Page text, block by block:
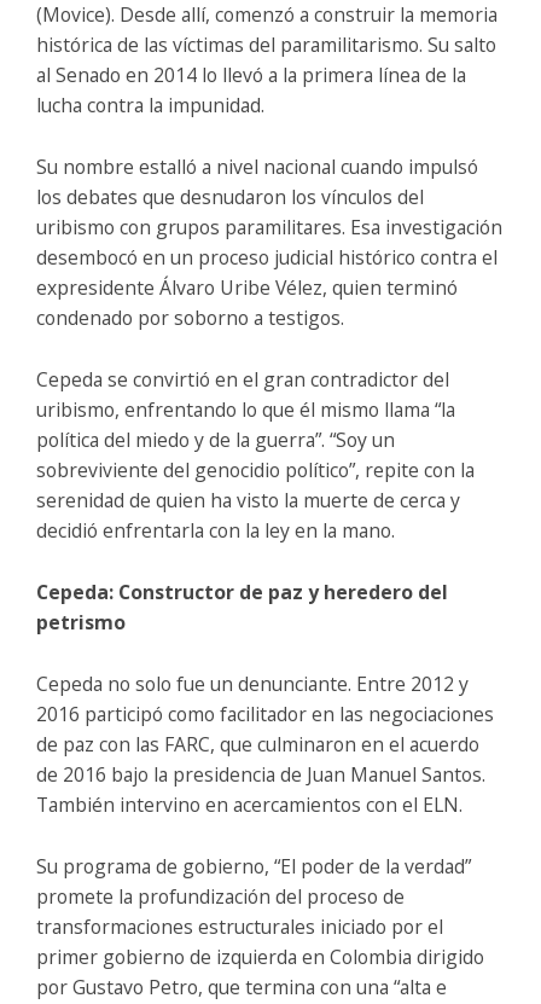
(Movice). Desde allí, comenzó a construir la memoria
histórica de las víctimas del paramilitarismo. Su salto
al Senado en 2014 lo llevó a la primera línea de la
lucha contra la impunidad.
Su nombre estalló a nivel nacional cuando impulsó
los debates que desnudaron los vínculos del
uribismo con grupos paramilitares. Esa investigación
desembocó en un proceso judicial histórico contra el
expresidente Álvaro Uribe Vélez, quien terminó
condenado por soborno a testigos.
Cepeda se convirtió en el gran contradictor del
uribismo, enfrentando lo que él mismo llama “la
política del miedo y de la guerra”. “Soy un
sobreviviente del genocidio político”, repite con la
serenidad de quien ha visto la muerte de cerca y
decidió enfrentarla con la ley en la mano.
Cepeda: Constructor de paz y heredero del
petrismo
Cepeda no solo fue un denunciante. Entre 2012 y
2016 participó como facilitador en las negociaciones
de paz con las FARC, que culminaron en el acuerdo
de 2016 bajo la presidencia de Juan Manuel Santos.
También intervino en acercamientos con el ELN.
Su programa de gobierno, “El poder de la verdad”
promete la profundización del proceso de
transformaciones estructurales iniciado por el
primer gobierno de izquierda en Colombia dirigido
por Gustavo Petro, que termina con una “alta e